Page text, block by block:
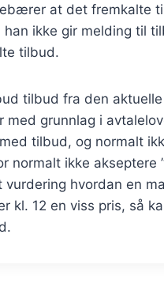
at det fremkalte
ikke gir melding til
tilbud.
tilbud fra den
med grunnlag i
tilbud, og normalt
normalt ikke akseptere
hvordan en
kl. 12 en viss pris, så